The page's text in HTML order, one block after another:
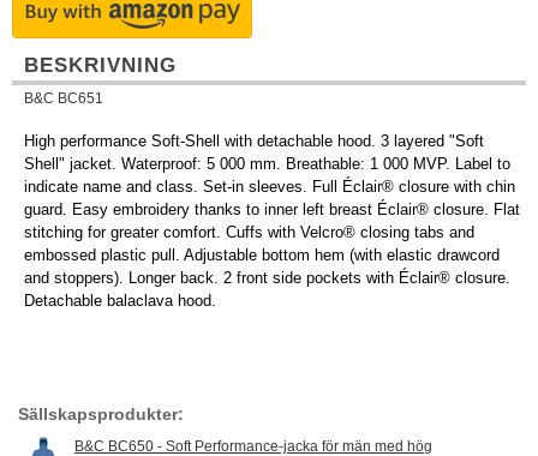
BESKRIVNING
B&C BC651
High performance Soft-Shell with detachable hood. 3 layered "Soft
Shell" jacket. Waterproof: 5 000 mm. Breathable: 1 000 MVP. Label to
indicate name and class. Set-in sleeves. Full Éclair® closure with chin
guard. Easy embroidery thanks to inner left breast Éclair® closure. Flat
stitching for greater comfort. Cuffs with Velcro® closing tabs and
embossed plastic pull. Adjustable bottom hem (with elastic drawcord
and stoppers). Longer back. 2 front side pockets with Éclair® closure.
Detachable balaclava hood.
Sällskapsprodukter:
B&C BC650 - Soft Performance-jacka för män med hög